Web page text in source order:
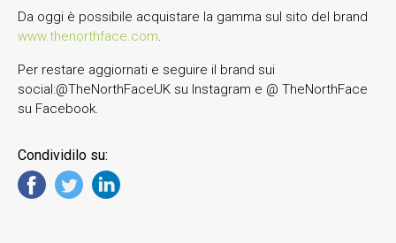
Da oggi è possibile acquistare la gamma sul sito del brand
www.thenorthface.com.
Per restare aggiornati e seguire il brand sui
social:@TheNorthFaceUK su Instagram e @ TheNorthFace
su Facebook.
Condividilo su: